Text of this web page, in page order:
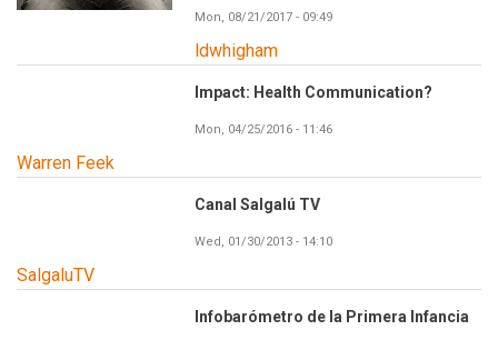
Mon, 08/21/2017 - 09:49
ldwhigham
Impact: Health Communication?
Mon, 04/25/2016 - 11:46
Warren Feek
Canal Salgalú TV
Wed, 01/30/2013 - 14:10
SalgaluTV
Infobarómetro de la Primera Infancia